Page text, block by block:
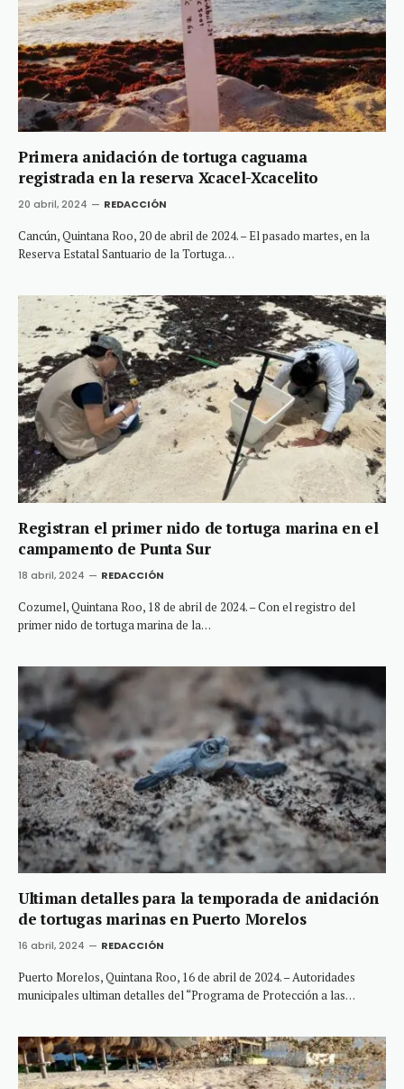
Primera anidación de tortuga caguama
registrada en la reserva Xcacel-Xcacelito
20 abril, 2024 REDACCIÓN
Cancún, Quintana Roo, 20 de abril de 2024. – El pasado martes, en la
Reserva Estatal Santuario de la Tortuga…
Registran el primer nido de tortuga marina en el
campamento de Punta Sur
18 abril, 2024 REDACCIÓN
Cozumel, Quintana Roo, 18 de abril de 2024. – Con el registro del
primer nido de tortuga marina de la…
Ultiman detalles para la temporada de anidación
de tortugas marinas en Puerto Morelos
16 abril, 2024 REDACCIÓN
Puerto Morelos, Quintana Roo, 16 de abril de 2024. – Autoridades
municipales ultiman detalles del “Programa de Protección a las…